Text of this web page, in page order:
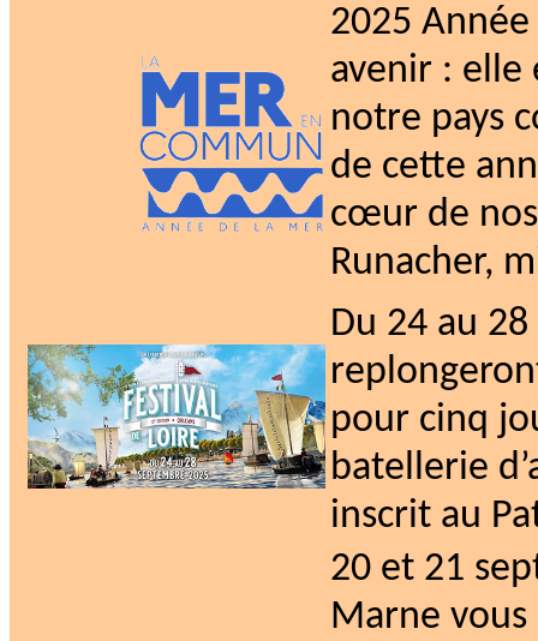
2025
avenir : elle
notre pays
de cette
cœur de
Runacher,
Du 24 au
pour cinq
batellerie
inscrit au
20 et 21
Marne